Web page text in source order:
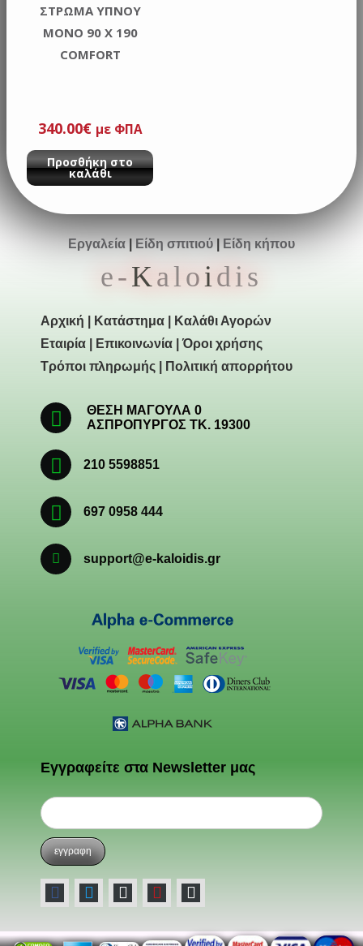
ΣΤΡΩΜΑ ΥΠΝΟΥ
ΜΟΝΟ 90 Χ 190
COMFORT
340.00€ με ΦΠΑ
Προσθήκη στο
καλάθι
Εργαλεία Είδη σπιτιού Είδη κήπου
e-Kaloidis
Αρχική Κατάστημα
Καλάθι Αγορών
Εταιρία
Επικοινωνία |Όροι χρήσης
Τρόποι πληρωμής
Πολιτική απορρήτου
ΘΕΣΗ ΜΑΓΟΥΛΑ 0
ΑΣΠΡΟΠΥΡΓΟΣ ΤΚ. 19300
210 5598851
697 0958 444
support@e-kaloidis.gr
Εγγραφείτε στα Newsletter μας